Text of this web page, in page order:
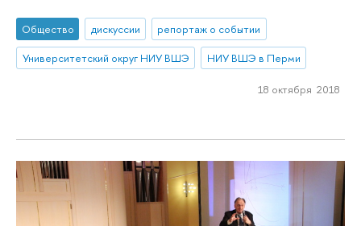
Общество дискуссии
репортаж о событии
Университетский округ НИУ ВШЭ
НИУ ВШЭ в Перми
18 октября 2018